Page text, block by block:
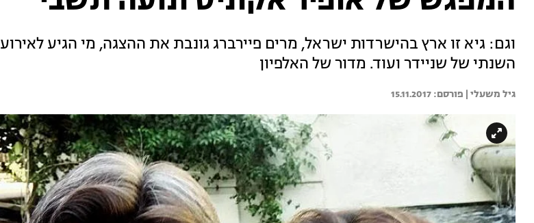
וגם: גיא זו ארץ בהישרדות ישראל, מרים פיירברג גונבת את ההצגה, מי הגיע לאירוע
השנתי של שניידר ועוד. מדור של האלפיון
גיל משעלי | 15.11.2017